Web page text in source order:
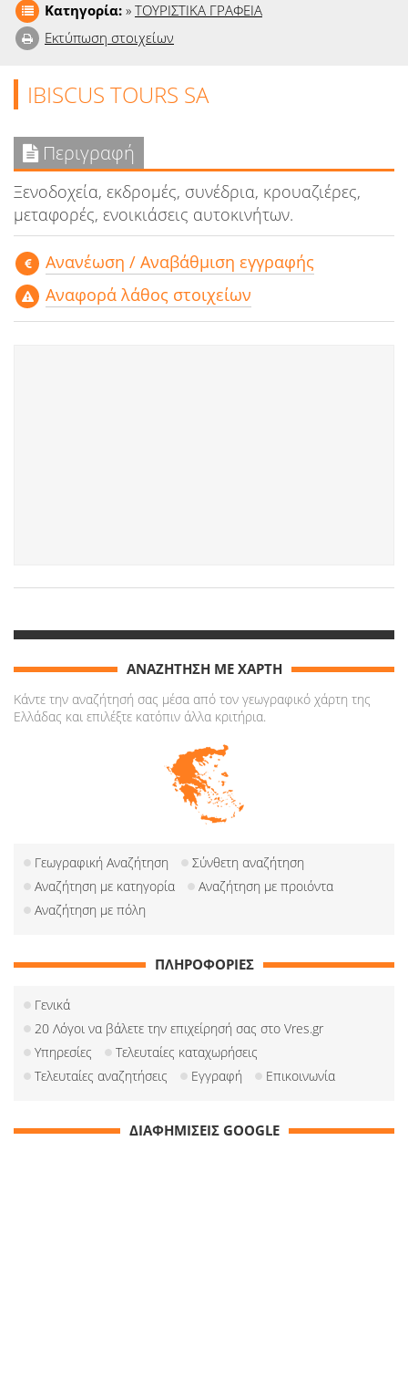
Κατηγορία: » ΤΟΥΡΙΣΤΙΚΑ ΓΡΑΦΕΙΑ
Εκτύπωση στοιχείων
IBISCUS TOURS SA
Περιγραφή
Ξενοδοχεία, εκδρομές, συνέδρια, κρουαζιέρες,
μεταφορές, ενοικιάσεις αυτοκινήτων.
Aνανέωση / Αναβάθμιση εγγραφής
Αναφορά λάθος στοιχείων
ΑΝΑΖΗΤΗΣΗ ΜΕ ΧΑΡΤΗ
Κάντε την αναζήτησή σας μέσα από τον γεωγραφικό χάρτη της
Ελλάδας και επιλέξτε κατόπιν άλλα κριτήρια.
Γεωγραφική Αναζήτηση
Σύνθετη αναζήτηση
Αναζήτηση με κατηγορία
Αναζήτηση με προιόντα
Αναζήτηση με πόλη
ΠΛΗΡΟΦΟΡΙΕΣ
Γενικά
20 Λόγοι να βάλετε την επιχείρησή σας στο Vres.gr
Υπηρεσίες
Τελευταίες καταχωρήσεις
Τελευταίες αναζητήσεις
Εγγραφή Επικοινωνία
ΔΙΑΦΗΜΙΣΕΙΣ GOOGLE